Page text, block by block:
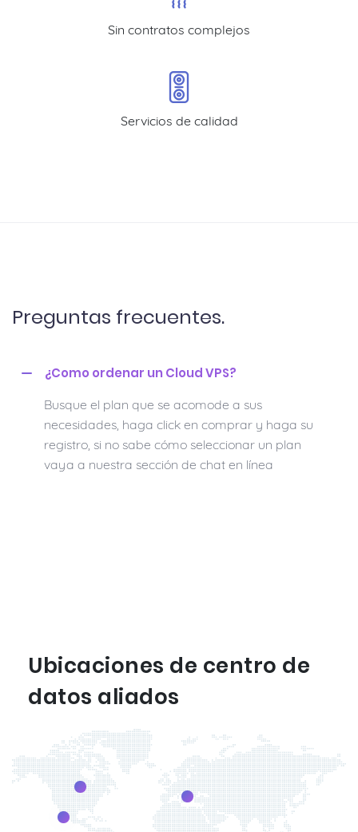
Sin contratos complejos
Servicios de calidad
Preguntas frecuentes.
¿Como ordenar un Cloud VPS?
Busque el plan que se acomode a sus
necesidades, haga click en comprar y haga su
registro, si no sabe cómo seleccionar un plan
vaya a nuestra sección de chat en línea
Ubicaciones de centro de
datos aliados